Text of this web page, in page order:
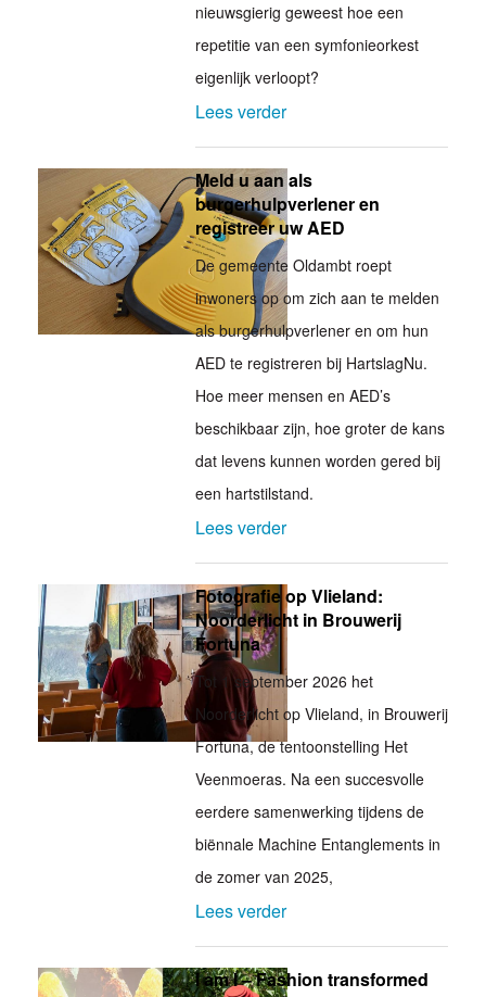
nieuwsgierig geweest hoe een
repetitie van een symfonieorkest
eigenlijk verloopt?
Lees verder
Meld u aan als
burgerhulpverlener en
registreer uw AED
De gemeente Oldambt roept
inwoners op om zich aan te melden
als burgerhulpverlener en om hun
AED te registreren bij HartslagNu.
Hoe meer mensen en AED’s
beschikbaar zijn, hoe groter de kans
dat levens kunnen worden gered bij
een hartstilstand.
Lees verder
Fotografie op Vlieland:
Noorderlicht in Brouwerij
Fortuna
Tot 1 september 2026 het
Noorderlicht op Vlieland, in Brouwerij
Fortuna, de tentoonstelling Het
Veenmoeras. Na een succesvolle
eerdere samenwerking tijdens de
biënnale Machine Entanglements in
de zomer van 2025,
Lees verder
I am I – Fashion transformed